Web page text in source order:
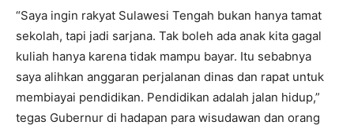
“Saya ingin rakyat Sulawesi Tengah bukan hanya tamat
sekolah, tapi jadi sarjana. Tak boleh ada anak kita gagal
kuliah hanya karena tidak mampu bayar. Itu sebabnya
saya alihkan anggaran perjalanan dinas dan rapat untuk
membiayai pendidikan. Pendidikan adalah jalan hidup,”
tegas Gubernur di hadapan para wisudawan dan orang